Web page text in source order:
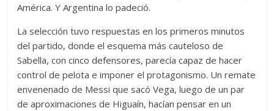
América. Y Argentina lo padeció.
La selección tuvo respuestas en los primeros minutos
del partido, donde el esquema más cauteloso de
Sabella, con cinco defensores, parecía capaz de hacer
control de pelota e imponer el protagonismo. Un remate
envenenado de Messi que sacó Vega, luego de un par
de aproximaciones de Higuaín, hacían pensar en un